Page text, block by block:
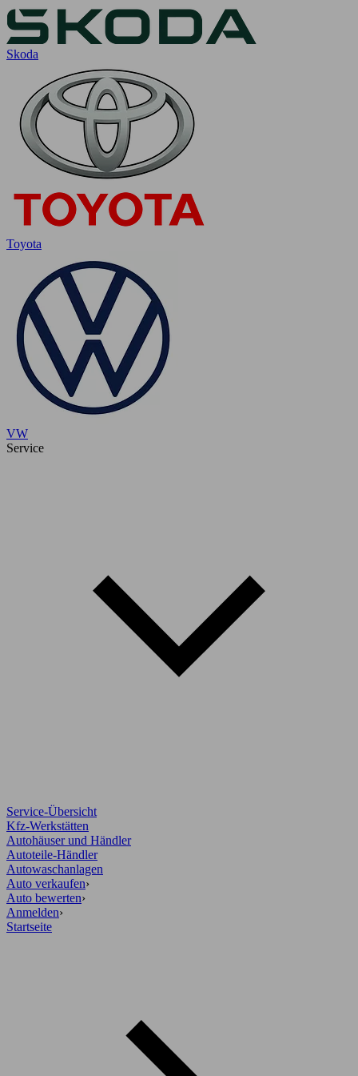
Skoda
Toyota
VW
Service
Service-Übersicht
Kfz-Werkstätten
Autohäuser und Händler
Autoteile-Händler
Autowaschanlagen
Auto verkaufen›
Auto bewerten›
Anmelden›
Startseite